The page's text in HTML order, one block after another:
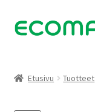
Siirry
navigointiin
Siirry
sisältöön
Etusivu Tuotteet